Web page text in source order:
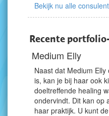
Bekijk nu alle
Recente
Medium Elly
Naast dat Medium
is, kan je bij haar ook
doeltreffende healing
ondervindt. Dit kan op
haar praktijk. U kunt